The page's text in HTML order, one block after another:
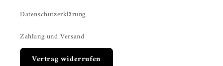
Datenschutzerklärung
Zahlung und Versand
Vertrag widerrufen